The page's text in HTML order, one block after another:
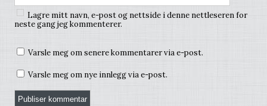
Lagre mitt navn, e-post og nettside i denne nettleseren for
neste gang jeg kommenterer.
Varsle meg om senere kommentarer via e-post.
Varsle meg om nye innlegg via e-post.